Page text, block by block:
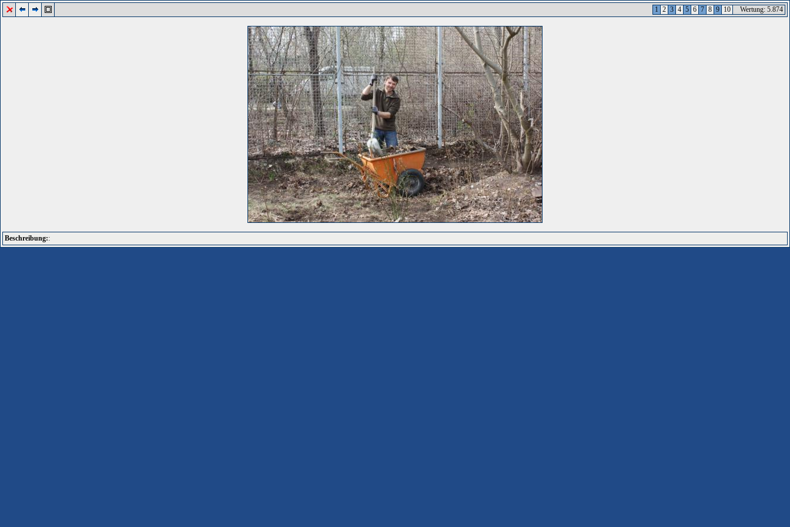
1 2 3 4 5 6 7 8 9 10 Wertung: 5.874
Beschreibung::